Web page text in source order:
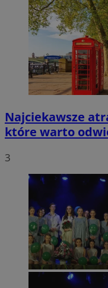
Najciekawsze
które warto
3